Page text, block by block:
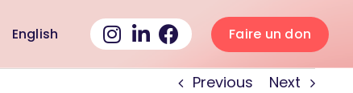
English Faire un don
Previous Next